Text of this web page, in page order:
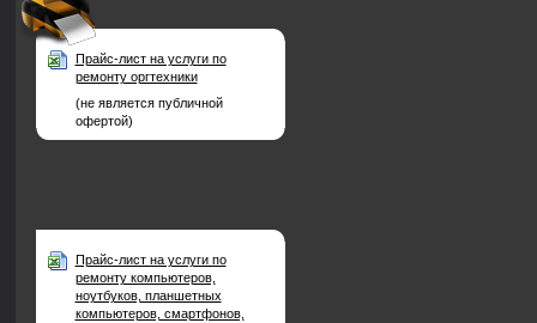
Прайс-лист на услуги по
ремонту оргтехники
(не является публичной
офертой)
Прайс-лист на услуги по
ремонту компьютеров,
ноутбуков, планшетных
компьютеров, смартфонов,